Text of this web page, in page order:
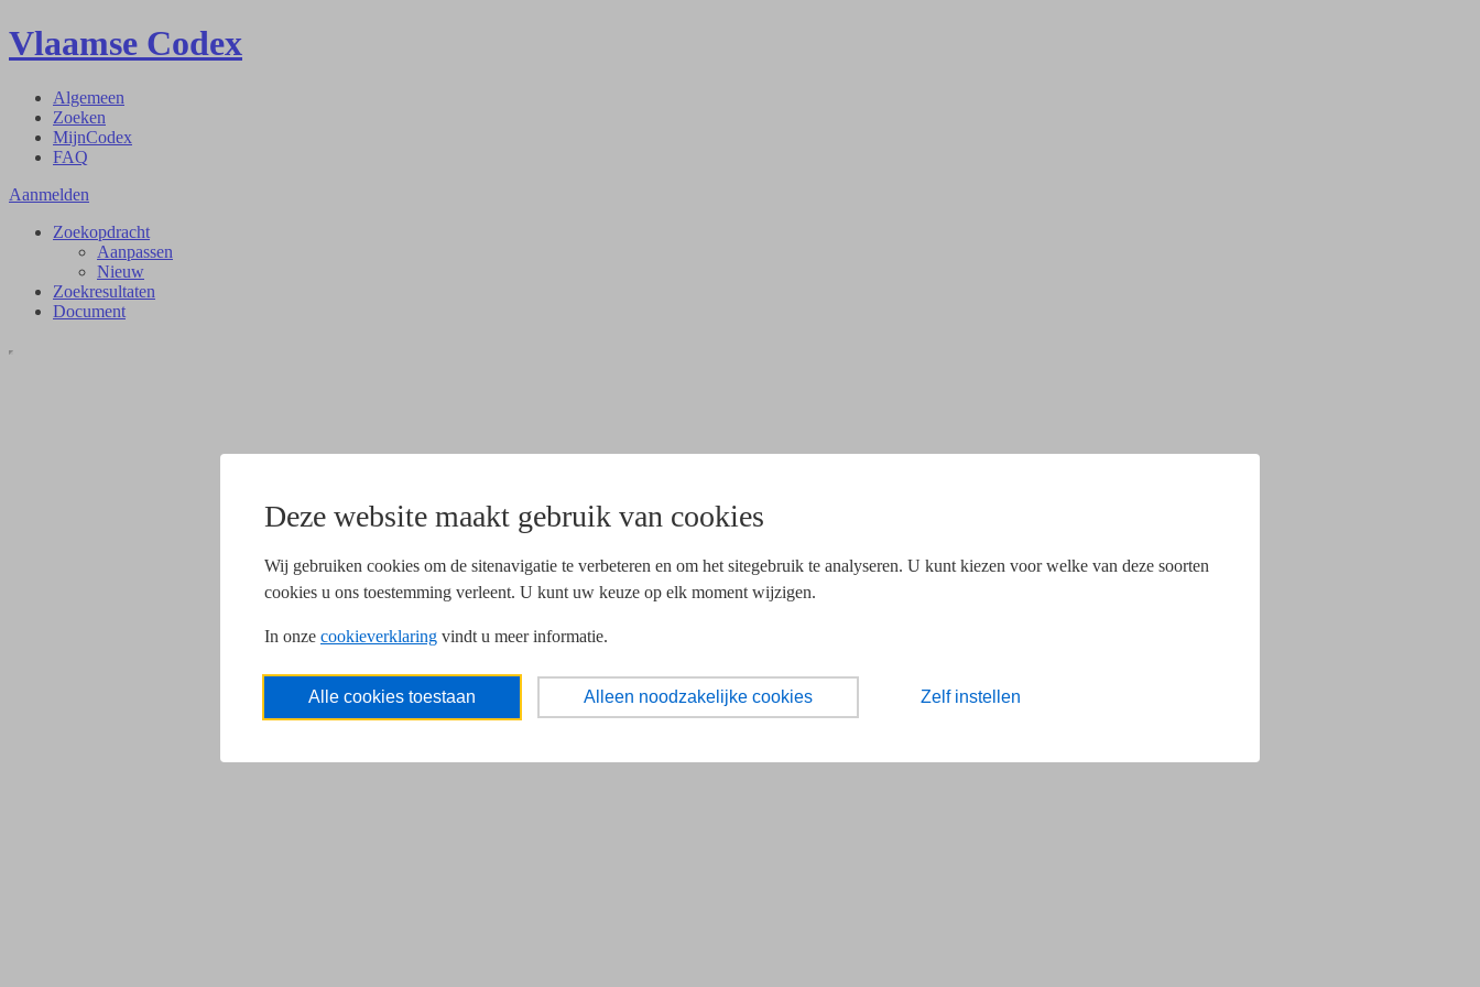
Deze website maakt gebruik van cookies
Wij gebruiken cookies om de sitenavigatie te verbeteren en om het sitegebruik te analyseren. U kunt kiezen voor welke van deze soorten
cookies u ons toestemming verleent. U kunt uw keuze op elk moment wijzigen.
In onze cookieverklaring vindt u meer informatie.
Alle cookies toestaan Alleen noodzakelijke cookies Zelf instellen
Vlaamse Codex
Algemeen
Zoeken
MijnCodex
FAQ
Aanmelden
Zoekopdracht
Aanpassen
Nieuw
Zoekresultaten
Document